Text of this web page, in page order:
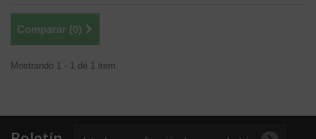
Comparar (0)
Mostrando 1 - 1 de 1 item